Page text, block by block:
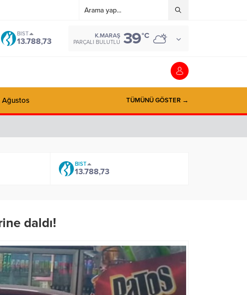
BIST
13.788,73
K.MARAŞ
PARÇALI BULUTLU 39°C
Ağustos TÜMÜNÜ GÖSTER →
BIST
13.788,73
daldı!